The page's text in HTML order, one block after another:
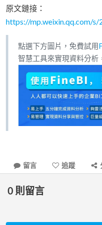
原文鏈接：
https://mp.weixin.qq.com/
點選下方圖片，免費試用
智慧工具來實現資料分析
留言 追蹤
0 則留言